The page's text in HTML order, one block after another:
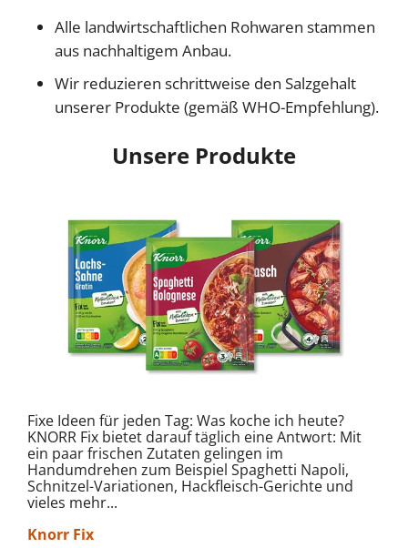
Alle landwirtschaftlichen Rohwaren stammen
aus nachhaltigem Anbau.
Wir reduzieren schrittweise den Salzgehalt
unserer Produkte (gemäß WHO-Empfehlung).
Unsere Produkte
Fixe Ideen für jeden Tag: Was koche ich heute?
KNORR Fix bietet darauf täglich eine Antwort: Mit
ein paar frischen Zutaten gelingen im
Handumdrehen zum Beispiel Spaghetti Napoli,
Schnitzel-Variationen, Hackfleisch-Gerichte und
vieles mehr...
Knorr Fix